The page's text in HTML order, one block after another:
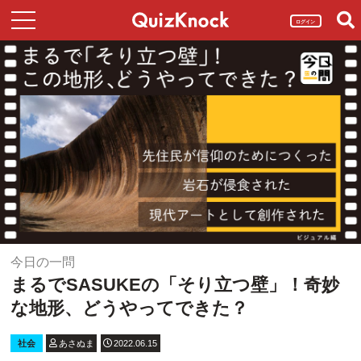
ログイン
今日の一問
まるでSASUKEの「そり立つ壁」！奇妙
な地形、どうやってできた？
社会 あさぬま 2022.06.15